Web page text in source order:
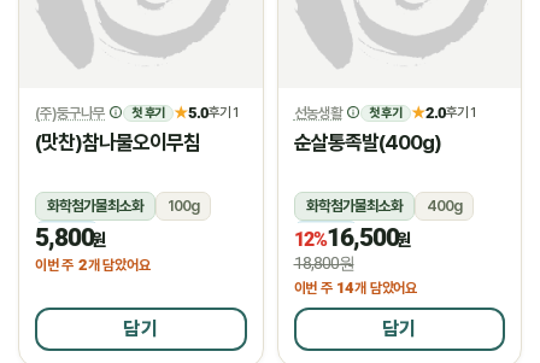
(주)둥구나무 첫 후기 ★5.0후기 1
(맛찬)참나물오이무침
화학첨가물최소화
100g
냉장
5,800원
이번 주 2개 담았어요
담기
선농생활 첫 후기 ★2.0후기 1
순살통족발(400g)
화학첨가물최소화
400g
냉장
12%16,500원
18,800원
이번 주 14개 담았어요
담기